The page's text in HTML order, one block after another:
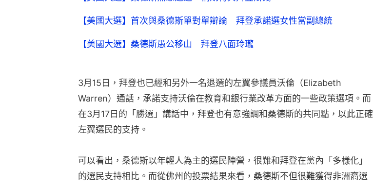
【美國大選】首次與桑德斯單對單辯論 拜登承諾選女性當副總統
【美國大選】桑德斯愚公移山 拜登八面玲瓏
3月15日，拜登也已經和另外一名退選的左翼參議員沃倫（Elizabeth
Warren）通話，承諾支持沃倫在教育和銀行業改革方面的一些政策選項。而
在3月17日的「勝選」講話中，拜登也有意強調和桑德斯的共同點，以此正確
左翼選民的支持。
可以看出，桑德斯以年輕人為主的選民陣營，很難和拜登在黨內「多樣化」
的選民支持相比。而從佛州的投票結果來看，桑德斯不但很難獲得非洲裔選